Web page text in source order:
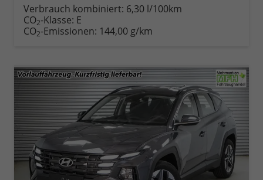
Verbrauch kombiniert: 6,30 l/100km
CO2-Klasse: E
CO2-Emissionen: 144,00 g/km